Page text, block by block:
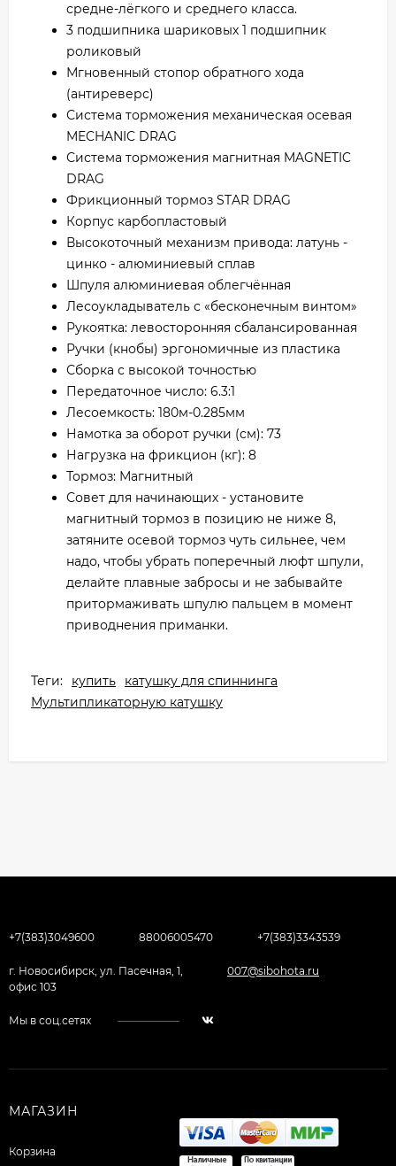
средне-лёгкого и среднего класса.
3 подшипника шариковых 1 подшипник
роликовый
Мгновенный стопор обратного хода
(антиреверс)
Система торможения механическая осевая
MECHANIC DRAG
Система торможения магнитная MAGNETIC
DRAG
Фрикционный тормоз STAR DRAG
Корпус карбопластовый
Высокоточный механизм привода: латунь -
цинко - алюминиевый сплав
Шпуля алюминиевая облегчённая
Лесоукладыватель с «бесконечным винтом»
Рукоятка: левосторонняя сбалансированная
Ручки (кнобы) эргономичные из пластика
Сборка с высокой точностью
Передаточное число: 6.3:1
Лесоемкость: 180м-0.285мм
Намотка за оборот ручки (см): 73
Нагрузка на фрикцион (кг): 8
Тормоз: Магнитный
Совет для начинающих - установите
магнитный тормоз в позицию не ниже 8,
затяните осевой тормоз чуть сильнее, чем
надо, чтобы убрать поперечный люфт шпули,
делайте плавные забросы и не забывайте
притормаживать шпулю пальцем в момент
приводнения приманки.
Теги: купить
катушку для спиннинга
Мультипликаторную катушку
+7(383)3049600 88006005470 +7(383)3343539
г. Новосибирск, ул. Пасечная, 1,
офис 103
007@sibohota.ru
Мы в соц.сетях
МАГАЗИН
Корзина